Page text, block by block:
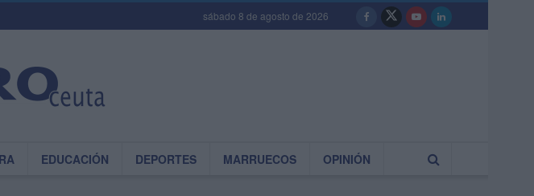
sábado 8 de agosto de 2026
EDUCACIÓN DEPORTES MARRUECOS OPINIÓN